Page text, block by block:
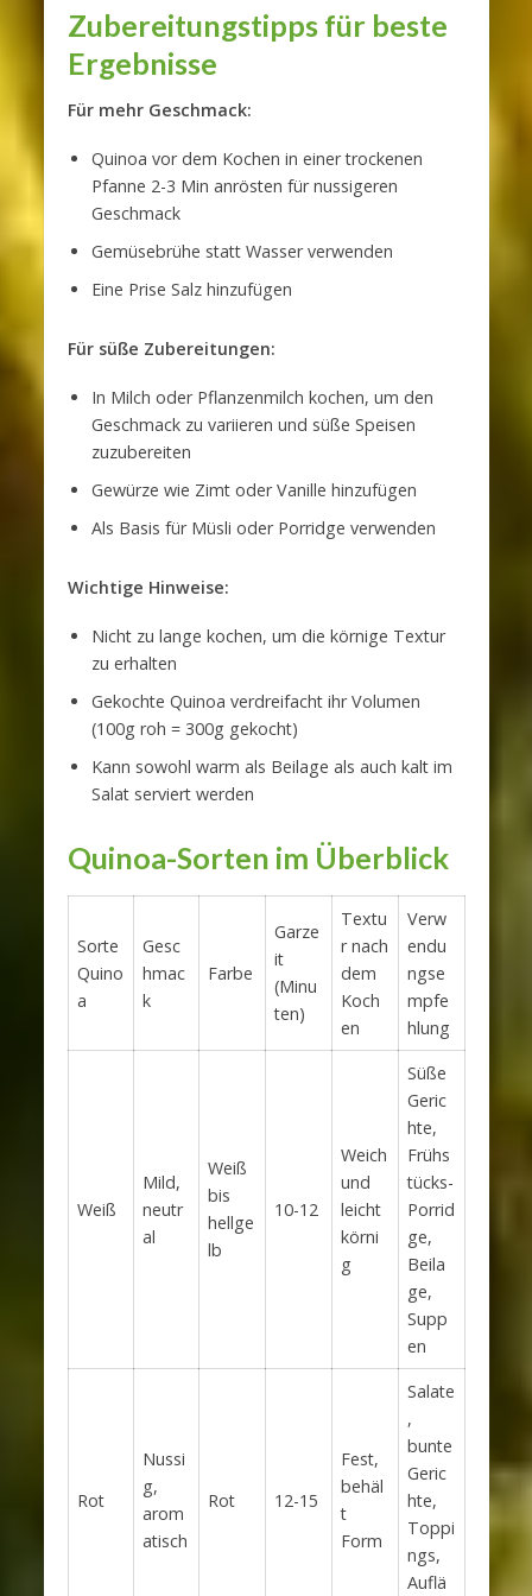
Zubereitungstipps für beste
Ergebnisse
Für mehr Geschmack:
Quinoa vor dem Kochen in einer trockenen
Pfanne 2-3 Min anrösten für nussigeren
Geschmack
Gemüsebrühe statt Wasser verwenden
Eine Prise Salz hinzufügen
Für süße Zubereitungen:
In Milch oder Pflanzenmilch kochen, um den
Geschmack zu variieren und süße Speisen
zuzubereiten
Gewürze wie Zimt oder Vanille hinzufügen
Als Basis für Müsli oder Porridge verwenden
Wichtige Hinweise:
Nicht zu lange kochen, um die körnige Textur
zu erhalten
Gekochte Quinoa verdreifacht ihr Volumen
(100g roh = 300g gekocht)
Kann sowohl warm als Beilage als auch kalt im
Salat serviert werden
Quinoa-Sorten im Überblick
Sorte
Quino
a
Gesc
hmac
k
Farbe
Garze
it
(Minu
ten)
Textu
r nach
dem
Koch
en
Verw
endu
ngse
mpfe
hlung
Weiß
Mild,
neutr
al
Weiß
bis
hellge
lb
10-12
Weich
und
leicht
körni
g
Süße
Geric
hte,
Frühs
tücks-
Porrid
ge,
Beila
ge,
Supp
en
Rot
Nussi
g,
arom
atisch
Rot 12-15
Fest,
behäl
t
Form
Salate
,
bunte
Geric
hte,
Toppi
ngs,
Auflä